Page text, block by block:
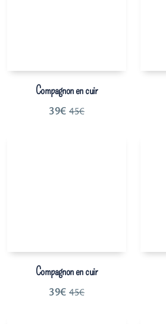
Compagnon en cuir
39€ 45€
Compagnon en cuir
39€ 45€